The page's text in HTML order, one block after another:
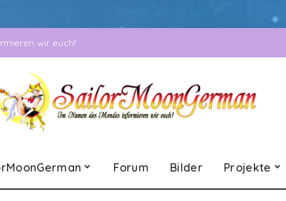
wir euch!
Forum Bilder Projekte